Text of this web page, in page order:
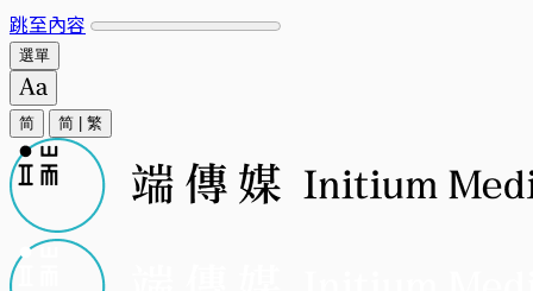
跳至內容
選單
简 简 繁